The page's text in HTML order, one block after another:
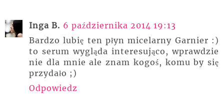
Inga B. 6 października 2014 19:13
Bardzo lubię ten płyn micelarny Garnier :)
to serum wygląda interesująco, wprawdzie
nie dla mnie ale znam kogoś, komu by się
przydało ;)
Odpowiedz